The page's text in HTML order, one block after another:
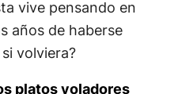
vive pensando en
años de haberse
volviera?
platos voladores